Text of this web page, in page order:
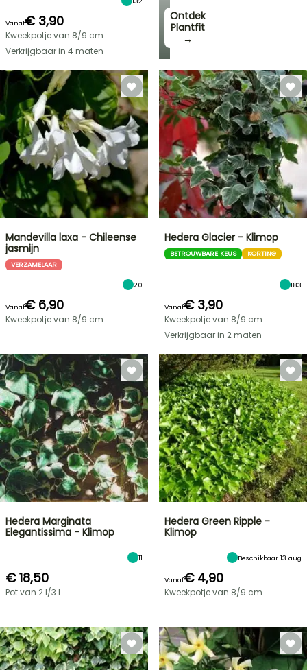
Ontdek
Plantfit
→
Vanaf€ 3,90
Kweekpotje van 8/9 cm
Verkrijgbaar in 4 maten
Mandevilla laxa - Chileense
jasmijn
VERZAMELAAR
20
Vanaf€ 6,90
Kweekpotje van 8/9 cm
Hedera Glacier - Klimop
BETROUWBARE KEUS KORTING
183
Vanaf€ 3,90
Kweekpotje van 8/9 cm
Verkrijgbaar in 2 maten
Hedera Marginata
Elegantissima - Klimop
11
€ 18,50
Pot van 2 l/3 l
Hedera Green Ripple -
Klimop
Beschikbaar 13 aug
Vanaf€ 4,90
Kweekpotje van 8/9 cm